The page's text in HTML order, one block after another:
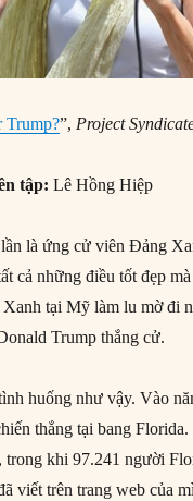
Trump?”,Project
tập:Lê Hồng Hiệp
là ứng cử viên Đảng
cả những điều tốt đẹp
tại Mỹ làm lu mờ đi
Trump thắng cử.
huống như vậy. Vào
thắng tại bang
trong khi 97.241 người
viết trên trang web của